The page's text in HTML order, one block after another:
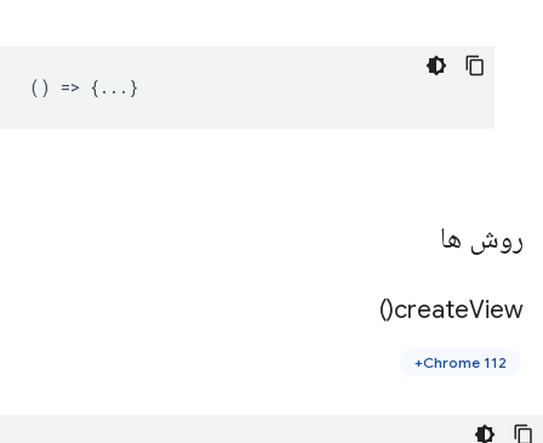
() => {...}
روش ها
createView(
)
Chrome 112+